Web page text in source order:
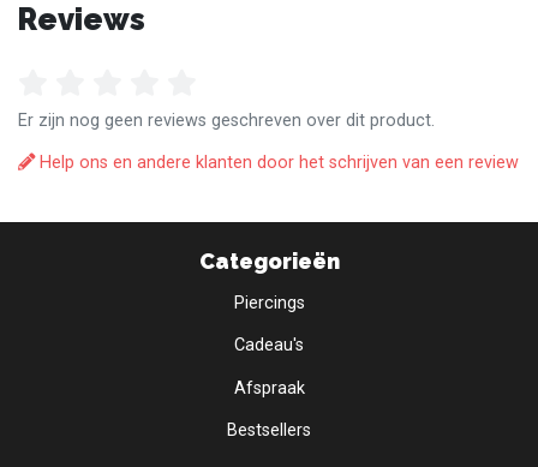
Reviews
Er zijn nog geen reviews geschreven over dit product.
Help ons en andere klanten door het schrijven van een review
Categorieën
Piercings
Cadeau's
Afspraak
Bestsellers